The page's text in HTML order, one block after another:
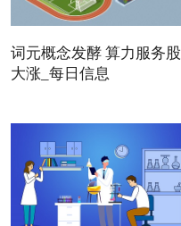
词元概念发酵 算力服务股
大涨_每日信息